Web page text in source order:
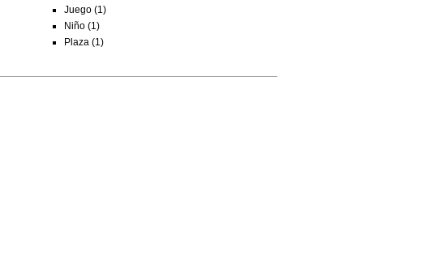
Juego (1)
Niño (1)
Plaza (1)